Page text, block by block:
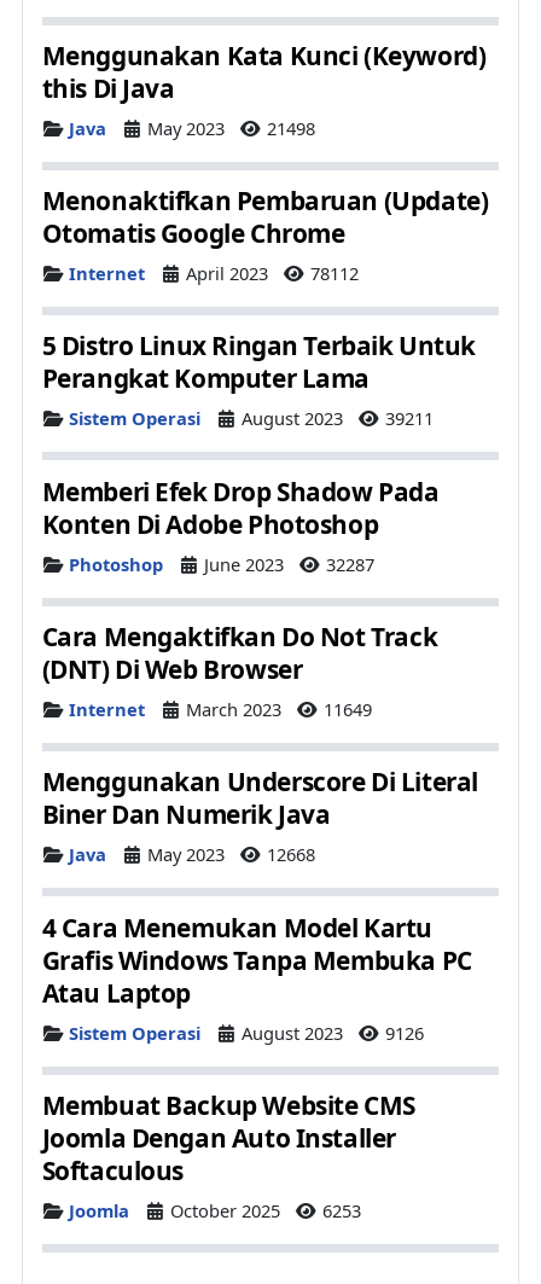
Menggunakan Kata Kunci (Keyword)
this Di Java
Details
Java May 2023 21498
Menonaktifkan Pembaruan (Update)
Otomatis Google Chrome
Details
Internet April 2023 78112
5 Distro Linux Ringan Terbaik Untuk
Perangkat Komputer Lama
Details
Sistem Operasi August 2023 39211
Memberi Efek Drop Shadow Pada
Konten Di Adobe Photoshop
DetailsPhotoshop June 2023 32287
Cara Mengaktifkan Do Not Track
(DNT) Di Web Browser
Details
Internet March 2023 11649
Menggunakan Underscore Di Literal
Biner Dan Numerik Java
Details
Java May 2023 12668
4 Cara Menemukan Model Kartu
Grafis Windows Tanpa Membuka PC
Atau Laptop
Details
Sistem Operasi August 2023 9126
Membuat Backup Website CMS
Joomla Dengan Auto Installer
Softaculous
DetailsJoomla October 2025 6253